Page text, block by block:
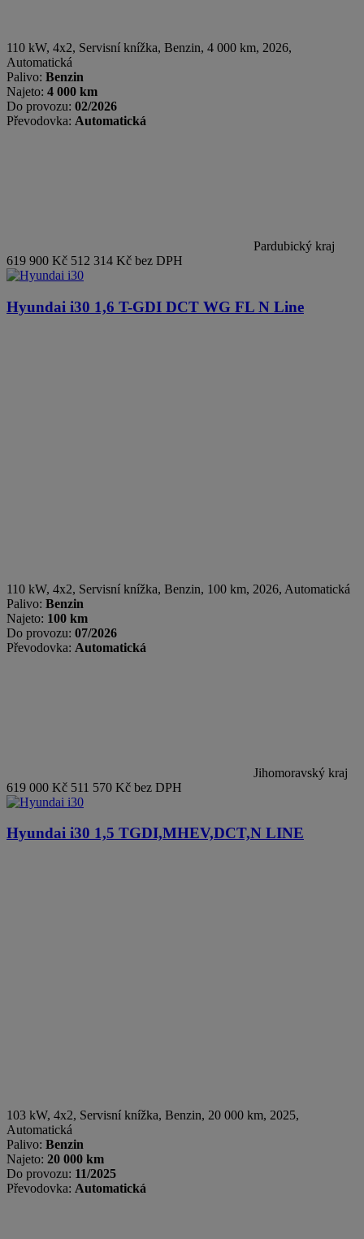
110 kW, 4x2, Servisní knížka, Benzin, 4 000 km, 2026,
Automatická
Palivo: Benzin
Najeto: 4 000 km
Do provozu: 02/2026
Převodovka: Automatická
Pardubický kraj
619 900 Kč 512 314 Kč bez DPH
Hyundai i30 1,6 T-GDI DCT WG FL N Line
110 kW, 4x2, Servisní knížka, Benzin, 100 km, 2026, Automatická
Palivo: Benzin
Najeto: 100 km
Do provozu: 07/2026
Převodovka: Automatická
Jihomoravský kraj
619 000 Kč 511 570 Kč bez DPH
Hyundai i30 1,5 TGDI,MHEV,DCT,N LINE
103 kW, 4x2, Servisní knížka, Benzin, 20 000 km, 2025,
Automatická
Palivo: Benzin
Najeto: 20 000 km
Do provozu: 11/2025
Převodovka: Automatická